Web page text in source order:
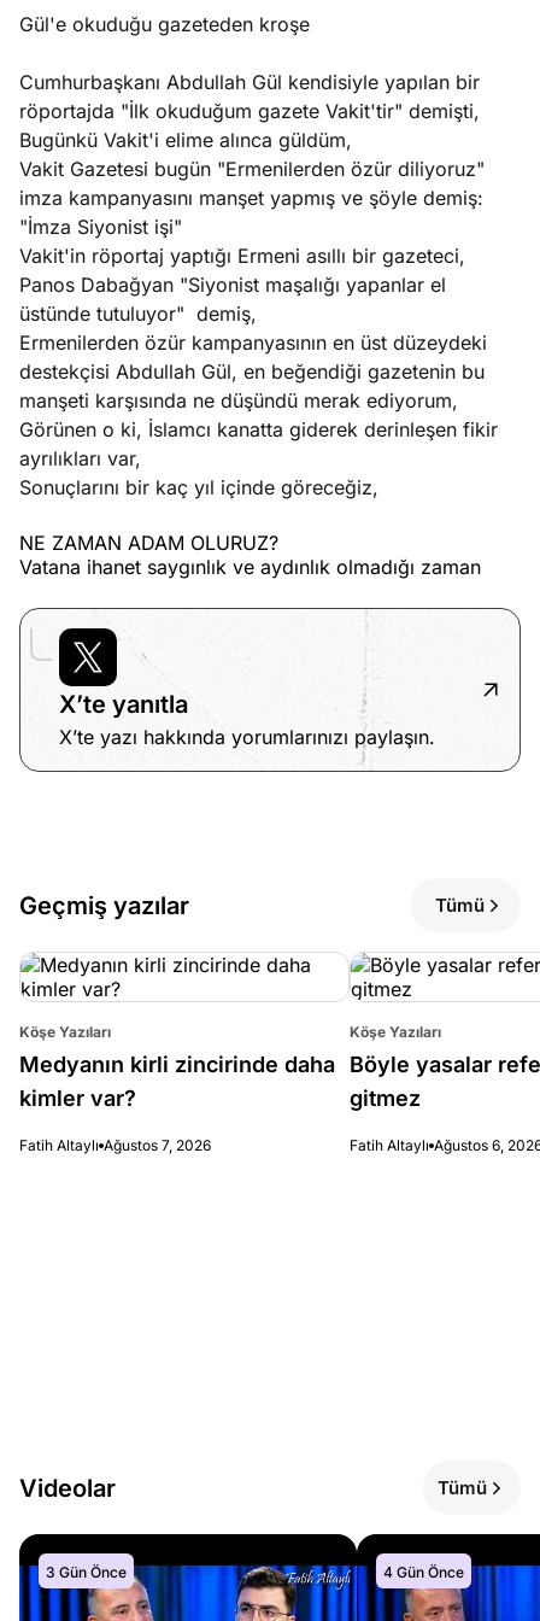
Gül'e okuduğu gazeteden kroşe
Cumhurbaşkanı Abdullah Gül kendisiyle yapılan bir
röportajda "İlk okuduğum gazete Vakit'tir" demişti,
Bugünkü Vakit'i elime alınca güldüm,
Vakit Gazetesi bugün "Ermenilerden özür diliyoruz"
imza kampanyasını manşet yapmış ve şöyle demiş:
"İmza Siyonist işi"
Vakit'in röportaj yaptığı Ermeni asıllı bir gazeteci,
Panos Dabağyan "Siyonist maşalığı yapanlar el
üstünde tutuluyor" demiş,
Ermenilerden özür kampanyasının en üst düzeydeki
destekçisi Abdullah Gül, en beğendiği gazetenin bu
manşeti karşısında ne düşündü merak ediyorum,
Görünen o ki, İslamcı kanatta giderek derinleşen fikir
ayrılıkları var,
Sonuçlarını bir kaç yıl içinde göreceğiz,
NE ZAMAN ADAM OLURUZ?
Vatana ihanet saygınlık ve aydınlık olmadığı zaman
X’te yanıtla
X’te yazı hakkında yorumlarınızı paylaşın.
Geçmiş yazılar Tümü
Köşe Yazıları
Medyanın kirli zincirinde daha
kimler var?
Fatih Altaylı Ağustos 7, 2026
Köşe Yazıları
Böyle yasalar
gitmez
Fatih Altaylı Ağustos 6,
Videolar Tümü
3 Gün Önce 4 Gün Önce